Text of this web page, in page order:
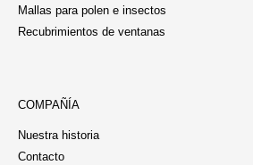
Mallas para polen e insectos
Recubrimientos de ventanas
COMPAÑÍA
Nuestra historia
Contacto